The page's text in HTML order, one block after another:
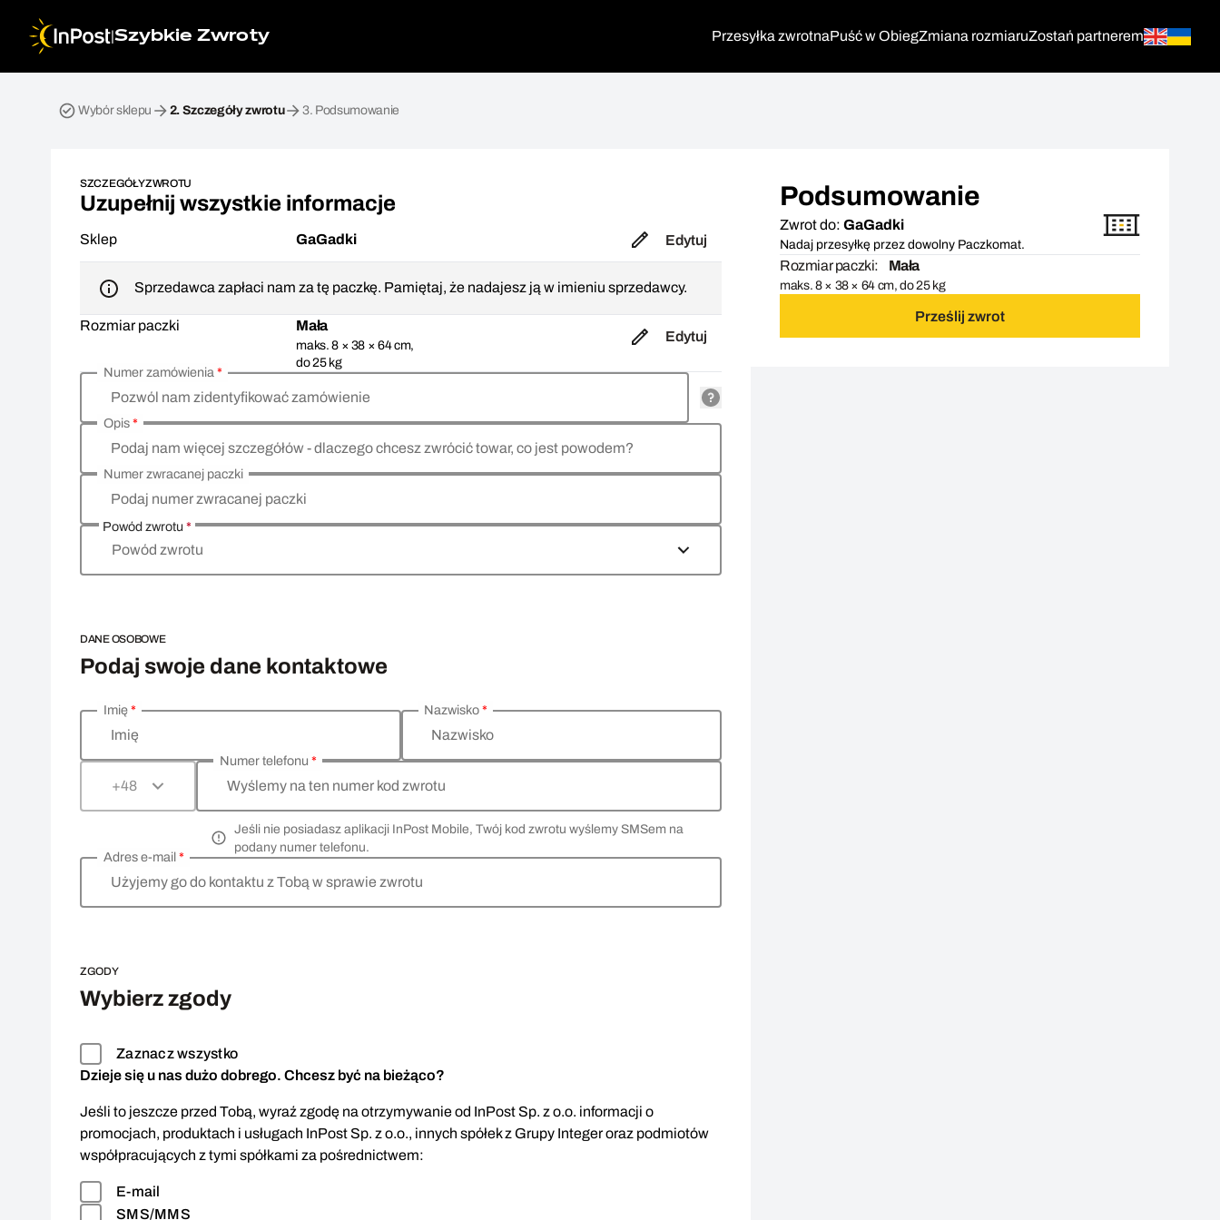
|Szybkie Zwroty Przesyłka zwrotnaPuść w ObiegZmiana rozmiaruZostań partnerem
Wybór sklepu 2. Szczegóły zwrotu 3. Podsumowanie
SZCZEGÓŁY ZWROTU
Uzupełnij wszystkie informacje
Sklep GaGadki Edytuj
Sprzedawca zapłaci nam za tę paczkę. Pamiętaj, że nadajesz ją w imieniu sprzedawcy.
Rozmiar paczki Mała
maks. 8 × 38 × 64 cm,
do 25 kg
Edytuj
Pozwól nam zidentyfikować zamówienie
Numer zamówienia*
Podaj nam więcej szczegółów - dlaczego chcesz zwrócić towar, co jest powodem?
Opis*
Podaj numer zwracanej paczki
Numer zwracanej paczki
Powód zwrotu*
Powód zwrotu
DANE OSOBOWE
Podaj swoje dane kontaktowe
Wprowadź swoje dane osobowe
Imię
Imię*
Nazwisko
Nazwisko*
+48 Wyślemy na ten numer kod zwrotu
Numer telefonu *
Jeśli nie posiadasz aplikacji InPost Mobile, Twój kod zwrotu wyślemy SMSem na
podany numer telefonu.
Użyjemy go do kontaktu z Tobą w sprawie zwrotu
Adres e-mail *
ZGODY
Wybierz zgody
Zaznacz wszystko
Dzieje się u nas dużo dobrego. Chcesz być na bieżąco?
Jeśli to jeszcze przed Tobą, wyraź zgodę na otrzymywanie od InPost Sp. z o.o. informacji o
promocjach, produktach i usługach InPost Sp. z o.o., innych spółek z Grupy Integer oraz podmiotów
współpracujących z tymi spółkami za pośrednictwem:
E-mail
SMS/MMS
Podsumowanie
Zwrot do: GaGadki
Nadaj przesyłkę przez dowolny Paczkomat.
Rozmiar paczki: Mała
maks. 8 × 38 × 64 cm, do 25 kg
Prześlij zwrot